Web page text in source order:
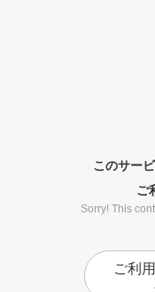
このサー
ご
Sorry! This
ご利